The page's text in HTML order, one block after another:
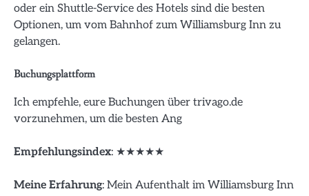
oder ein Shuttle-Service des Hotels sind die besten
Optionen, um vom Bahnhof zum Williamsburg Inn zu
gelangen.
Buchungsplattform
Ich empfehle, eure Buchungen über trivago.de
vorzunehmen, um die besten Ang
Empfehlungsindex: ★★★★★
Meine Erfahrung: Mein Aufenthalt im Williamsburg Inn